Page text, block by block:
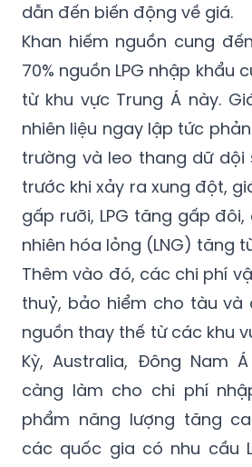
dẫn đến biến động về giá.
Khan hiếm nguồn cung
70% nguồn LPG nhập khẩu
từ khu vực Trung Á này.
nhiên liệu ngay lập tức
trường và leo thang dữ dội
trước khi xảy ra xung đột,
gấp rưỡi, LPG tăng gấp
nhiên hóa lỏng (LNG) tăng
Thêm vào đó, các chi phí
thuỷ, bảo hiểm cho tàu và
nguồn thay thế từ các khu
Kỳ, Australia, Đông Nam
càng làm cho chi phí
phẩm năng lượng tăng
các quốc gia có nhu cầu